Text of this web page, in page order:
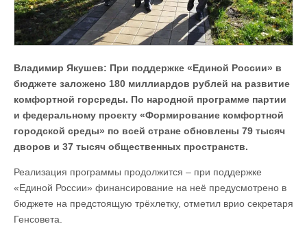
Владимир Якушев: При поддержке «Единой России» в
бюджете заложено 180 миллиардов рублей на развитие
комфортной горсреды. По народной программе партии
и федеральному проекту «Формирование комфортной
городской среды» по всей стране обновлены 79 тысяч
дворов и 37 тысяч общественных пространств.
Реализация программы продолжится – при поддержке
«Единой России» финансирование на неё предусмотрено в
бюджете на предстоящую трёхлетку, отметил врио секретаря
Генсовета.